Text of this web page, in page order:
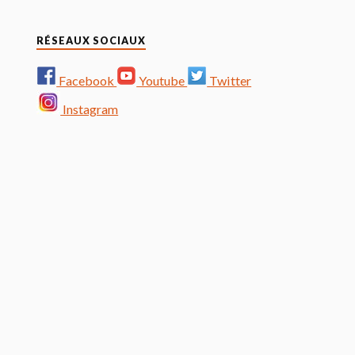
RÉSEAUX SOCIAUX
Facebook Youtube
Twitter
Instagram